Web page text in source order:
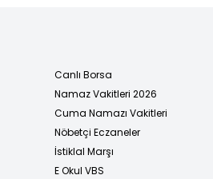
Canlı Borsa
Namaz Vakitleri 2026
Cuma Namazı Vakitleri
Nöbetçi Eczaneler
İstiklal Marşı
E Okul VBS